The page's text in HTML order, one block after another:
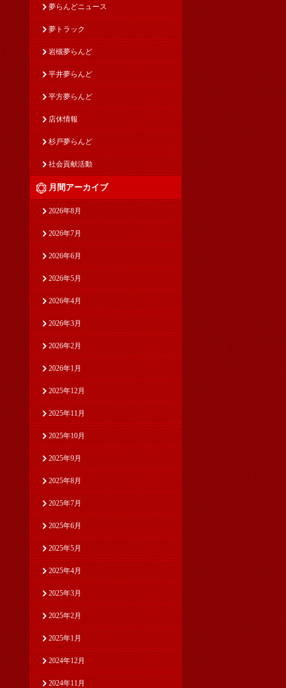
夢らんどニュース
夢トラック
岩槻夢らんど
平井夢らんど
平方夢らんど
店休情報
杉戸夢らんど
社会貢献活動
月間アーカイブ
2026年8月
2026年7月
2026年6月
2026年5月
2026年4月
2026年3月
2026年2月
2026年1月
2025年12月
2025年11月
2025年10月
2025年9月
2025年8月
2025年7月
2025年6月
2025年5月
2025年4月
2025年3月
2025年2月
2025年1月
2024年12月
2024年11月